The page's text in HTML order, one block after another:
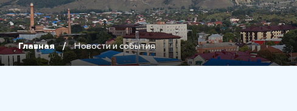
Главная Новости и события